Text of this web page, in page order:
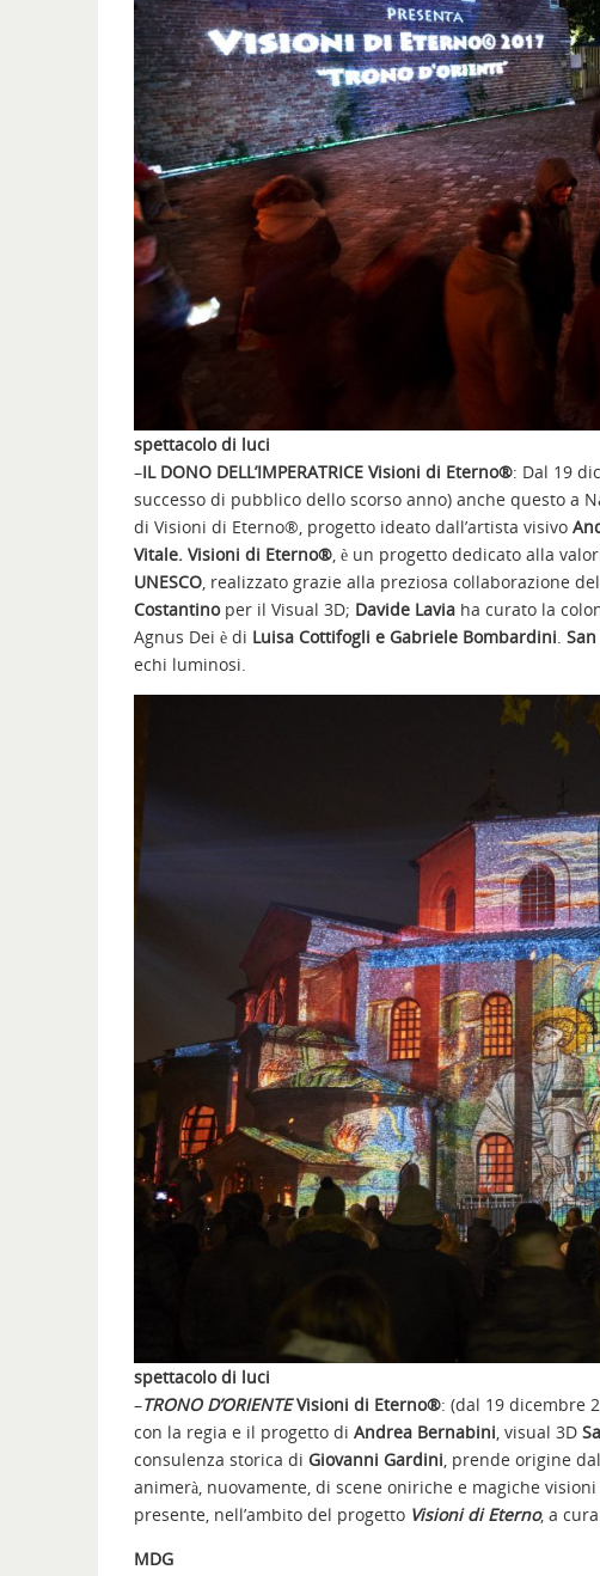
spettacolo di luci
–IL DONO DELL’IMPERATRICE Visioni di Eterno®: Dal 19
successo di pubblico dello scorso anno) anche questo a
di Visioni di Eterno®, progetto ideato dall’artista visivo
Vitale. Visioni di Eterno®, è un progetto dedicato alla
UNESCO, realizzato grazie alla preziosa collaborazione
Costantinoper il Visual 3D; Davide Lavia ha curato la
Agnus Dei è di Luisa Cottifogli e Gabriele Bombardini.
echi luminosi.
spettacolo di luci
–TRONO D’ORIENTEVisioni di Eterno®: (dal 19 dicembre
con la regia e il progetto di Andrea Bernabini, visual 3D
consulenza storica di Giovanni Gardini, prende origine
animerà, nuovamente, di scene oniriche e magiche
presente, nell’ambito del progetto Visioni di Eterno, a
MDG